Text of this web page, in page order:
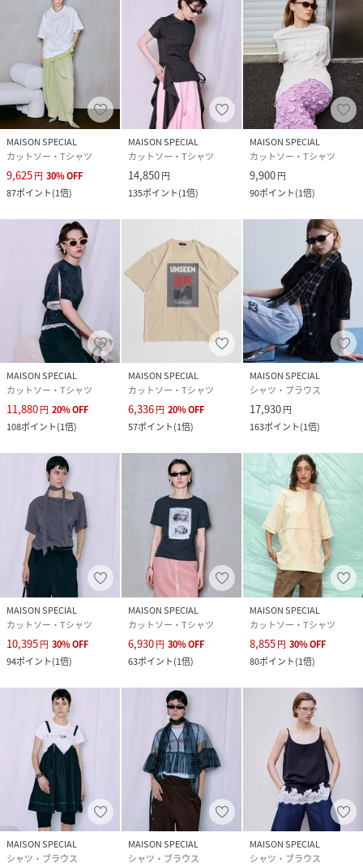
MAISON SPECIAL
カットソー・Tシャツ
9,625円 30%OFF
87ポイント(1倍)
MAISON SPECIAL
カットソー・Tシャツ
14,850円
135ポイント(1倍)
MAISON SPECIAL
カットソー・Tシャツ
9,900円
90ポイント(1倍)
MAISON SPECIAL
カットソー・Tシャツ
11,880円 20%OFF
108ポイント(1倍)
MAISON SPECIAL
カットソー・Tシャツ
6,336円 20%OFF
57ポイント(1倍)
MAISON SPECIAL
シャツ・ブラウス
17,930円
163ポイント(1倍)
MAISON SPECIAL
カットソー・Tシャツ
10,395円 30%OFF
94ポイント(1倍)
MAISON SPECIAL
カットソー・Tシャツ
6,930円 30%OFF
63ポイント(1倍)
MAISON SPECIAL
カットソー・Tシャツ
8,855円 30%OFF
80ポイント(1倍)
MAISON SPECIAL
シャツ・ブラウス
MAISON SPECIAL
シャツ・ブラウス
MAISON SPECIAL
シャツ・ブラウス